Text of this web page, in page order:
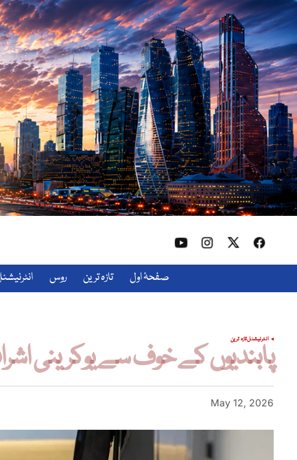
صفحۂ اول تازہ ترین روس
انٹرنیشنلتازہ ترین
پابندیوں کے خوف سے یوکرینی
May 12, 2026